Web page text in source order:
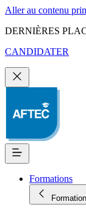
Aller au contenu
DERNIÈRES
CANDIDATER
Formations